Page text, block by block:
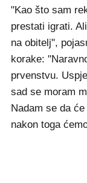
"Kao što sam
prestati igrati.
na obitelj",
korake:
prvenstvu.
sad se moram
Nadam se da
nakon toga